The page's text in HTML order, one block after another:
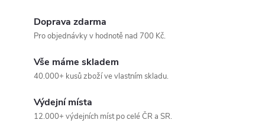
Doprava zdarma
Pro objednávky v hodnotě nad 700 Kč.
Vše máme skladem
40.000+ kusů zboží ve vlastním skladu.
Výdejní místa
12.000+ výdejních míst po celé ČR a SR.